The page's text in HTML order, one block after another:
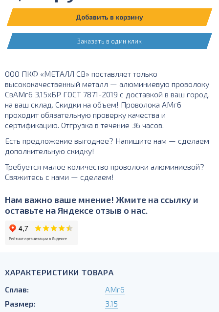
Добавить в корзину
Заказать в один клик
ООО ПКФ «МЕТАЛЛ СВ» поставляет только
высококачественный металл — алюминиевую проволоку
СвАМг6 3,15хБР ГОСТ 7871-2019 с доставкой в ваш город,
на ваш склад. Скидки на объем! Проволока АМг6
проходит обязательную проверку качества и
сертификацию. Отгрузка в течение 36 часов.
Есть предложение выгоднее? Напишите нам — сделаем
дополнительную скидку!
Требуется малое количество проволоки алюминиевой?
Свяжитесь с нами — сделаем!
Нам важно ваше мнение! Жмите на ссылку и
оставьте на Яндексе отзыв о нас.
ХАРАКТЕРИСТИКИ ТОВАРА
Сплав:
АМг6
Размер:
3.15